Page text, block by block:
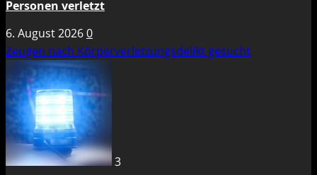
Personen verletzt
6. August 20260
Zeugen nach Körperverletzungsdelikt gesucht
3